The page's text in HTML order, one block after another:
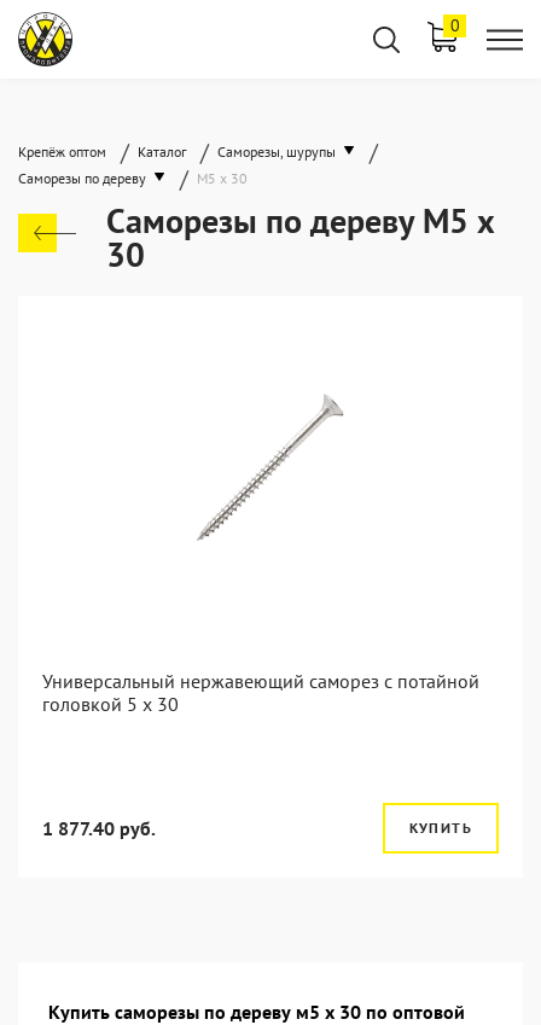
0
Крепёж оптом / Каталог / Саморезы, шурупы /
Саморезы по дереву / М5 х 30
Саморезы по дереву М5 х
30
Универсальный нержавеющий саморез с потайной
головкой 5 x 30
1 877.40 руб. КУПИТЬ
Купить саморезы по дереву м5 х 30 по оптовой